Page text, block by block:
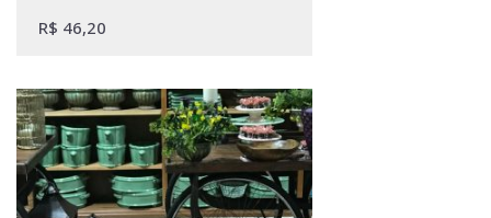
R$ 46,20